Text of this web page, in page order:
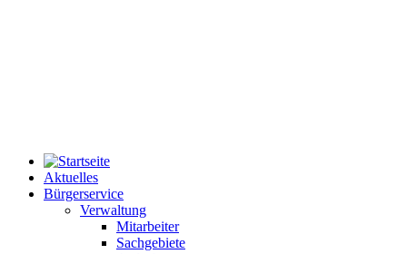
Aktuelles
Bürgerservice
Verwaltung
Mitarbeiter
Sachgebiete